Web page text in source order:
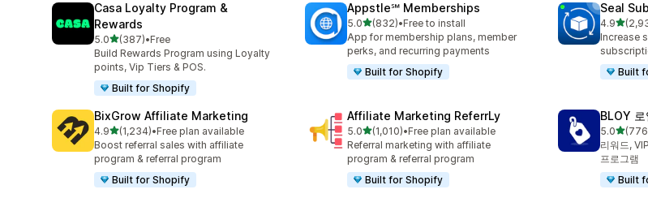
Casa Loyalty Program &
Rewards
5.0별 5개 중
(387)
총 리뷰 387개
•Free
Build Rewards Program using Loyalty
points, Vip Tiers & POS.
Built for Shopify
Appstle℠ Memberships
5.0별 5개 중
(832)
총 리뷰 832개
•Free to install
App for membership plans, member
perks, and recurring payments
Built for Shopify
Seal
4.9별 5개
총 리뷰
Increase
Built
BixGrow Affiliate Marketing
4.9별 5개 중
(1,234)
총 리뷰 1234개
•Free plan available
Boost referral sales with affiliate
program & referral program
Built for Shopify
Affiliate Marketing ReferrLy
5.0별 5개 중
(1,010)
총 리뷰 1010개
•Free plan available
Referral marketing with affiliate
program & referral program
Built for Shopify
BLOY
5.0별 5개
총 리뷰
리워드,
프로그램
Built